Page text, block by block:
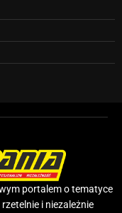
portalem o tematyce
i niezależnie